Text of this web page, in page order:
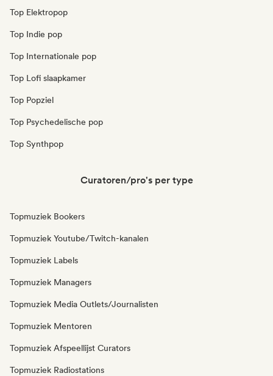
Top Elektropop
Top Indie pop
Top Internationale pop
Top Lofi slaapkamer
Top Popziel
Top Psychedelische pop
Top Synthpop
Curatoren/pro's per type
Topmuziek Bookers
Topmuziek Youtube/Twitch-kanalen
Topmuziek Labels
Topmuziek Managers
Topmuziek Media Outlets/Journalisten
Topmuziek Mentoren
Topmuziek Afspeellijst Curators
Topmuziek Radiostations